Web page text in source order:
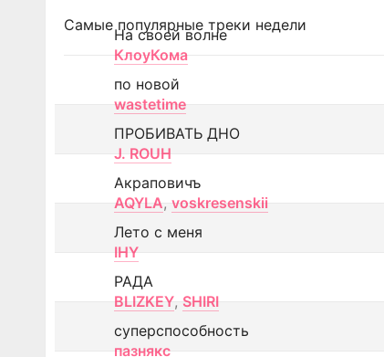
Самые популярные треки недели
На своей волне
КлоуКома
по новой
wastetime
ПРОБИВАТЬ ДНО
J. ROUH
Акраповичъ
AQYLA, voskresenskii
Лето с меня
IHY
РАДА
BLIZKEY, SHIRI
суперспособность
пазнякс